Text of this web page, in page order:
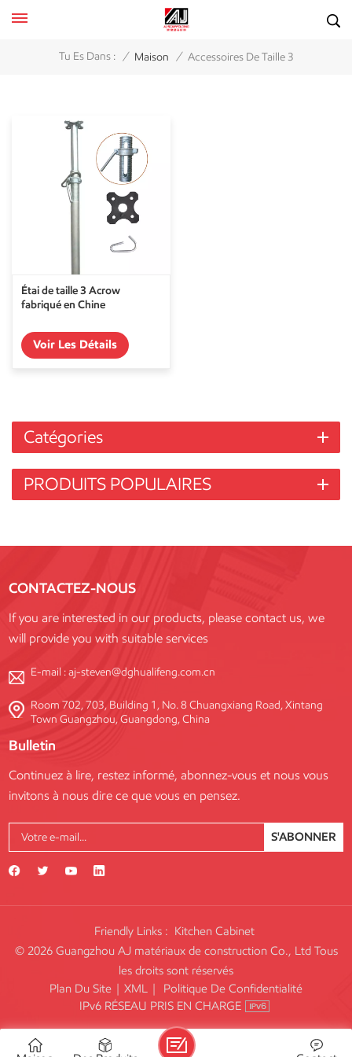
Tu Es Dans : / Maison / Accessoires De Taille 3
Étai de taille 3 Acrow
fabriqué en Chine
Voir Les Détails
Catégories
PRODUITS POPULAIRES
CONTACTEZ-NOUS
If you are interested in our products, please contact us, we
will provide you with suitable services
E-mail :aj-steven@dghualifeng.com.cn
Room 702, 703, Building 1, No. 8 Chuangxiang Road, Xintang
Town Guangzhou, Guangdong, China
Bulletin
Continuez à lire, restez informé, abonnez-vous et nous vous
invitons à nous dire ce que vous en pensez.
S'ABONNER
Friendly Links : Kitchen Cabinet
© 2026 Guangzhou AJ matériaux de construction Co., Ltd Tous
les droits sont réservés
Plan Du Site | XML |
Politique De Confidentialité
IPv6 RÉSEAU PRIS EN CHARGE